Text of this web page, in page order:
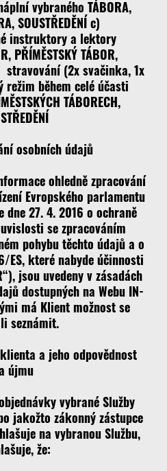
vybraného TÁBORA,
SOUSTŘEDĚNÍ c)
instruktory a lektory
PŘÍMĚSTSKÝ TÁBOR,
(2x svačinka, 1x
během celé účasti
TÁBORECH,
osobních údajů
ohledně zpracování
Evropského parlamentu
dne 27. 4. 2016 o ochraně
se zpracováním
pohybu těchto údajů a o
ES, které nabyde účinnosti
jsou uvedeny v zásadách
dostupných na Webu IN-
má Klient možnost se
seznámit.
a jeho odpovědnost
újmu
vybrané Služby
jakožto zákonný zástupce
na vybranou Službu,
že: